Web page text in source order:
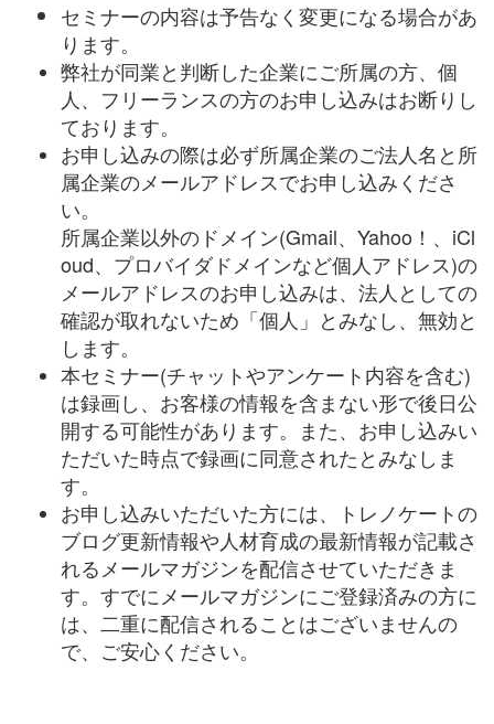
セミナーの内容は予告なく変更になる場合があ
ります。
弊社が同業と判断した企業にご所属の方、個
人、フリーランスの方のお申し込みはお断りし
ております。
お申し込みの際は必ず所属企業のご法人名と所
属企業のメールアドレスでお申し込みくださ
い。
所属企業以外のドメイン(Gmail、Yahoo！、iCl
oud、プロバイダドメインなど個人アドレス)の
メールアドレスのお申し込みは、法人としての
確認が取れないため「個人」とみなし、無効と
します。
本セミナー(チャットやアンケート内容を含む)
は録画し、お客様の情報を含まない形で後日公
開する可能性があります。また、お申し込みい
ただいた時点で録画に同意されたとみなしま
す。
お申し込みいただいた方には、トレノケートの
ブログ更新情報や人材育成の最新情報が記載さ
れるメールマガジンを配信させていただきま
す。すでにメールマガジンにご登録済みの方に
は、二重に配信されることはございませんの
で、ご安心ください。